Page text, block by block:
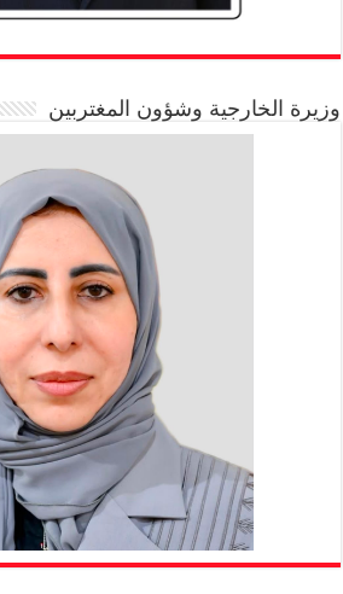
وزيرة الخارجية وشؤون المغتربين